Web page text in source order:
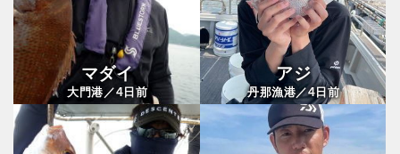
マダイ
大門港／4 日前
アジ
丹那漁港／4日前